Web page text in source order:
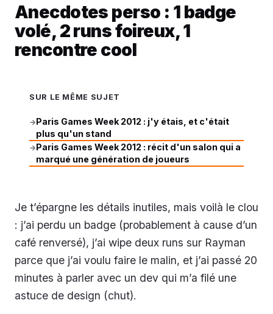
Anecdotes perso : 1 badge
volé, 2 runs foireux, 1
rencontre cool
SUR LE MÊME SUJET
→Paris Games Week 2012 : j'y étais, et c'était
plus qu'un stand
→Paris Games Week 2012 : récit d'un salon qui a
marqué une génération de joueurs
Je t’épargne les détails inutiles, mais voilà le clou
: j’ai perdu un badge (probablement à cause d’un
café renversé), j’ai wipe deux runs sur Rayman
parce que j’ai voulu faire le malin, et j’ai passé 20
minutes à parler avec un dev qui m’a filé une
astuce de design (chut).